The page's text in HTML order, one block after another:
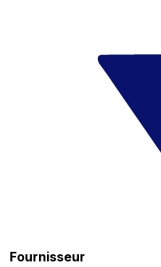
Fournisseur